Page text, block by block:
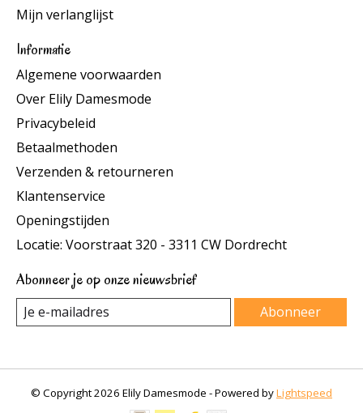
Mijn verlanglijst
Informatie
Algemene voorwaarden
Over Elily Damesmode
Privacybeleid
Betaalmethoden
Verzenden & retourneren
Klantenservice
Openingstijden
Locatie: Voorstraat 320 - 3311 CW Dordrecht
Abonneer je op onze nieuwsbrief
Abonneer
© Copyright 2026 Elily Damesmode - Powered byLightspeed